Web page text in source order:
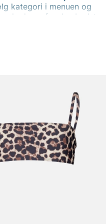
kategori i menuen og
for den bedste
fra mange kendte